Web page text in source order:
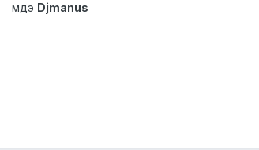
мдэ Djmanus